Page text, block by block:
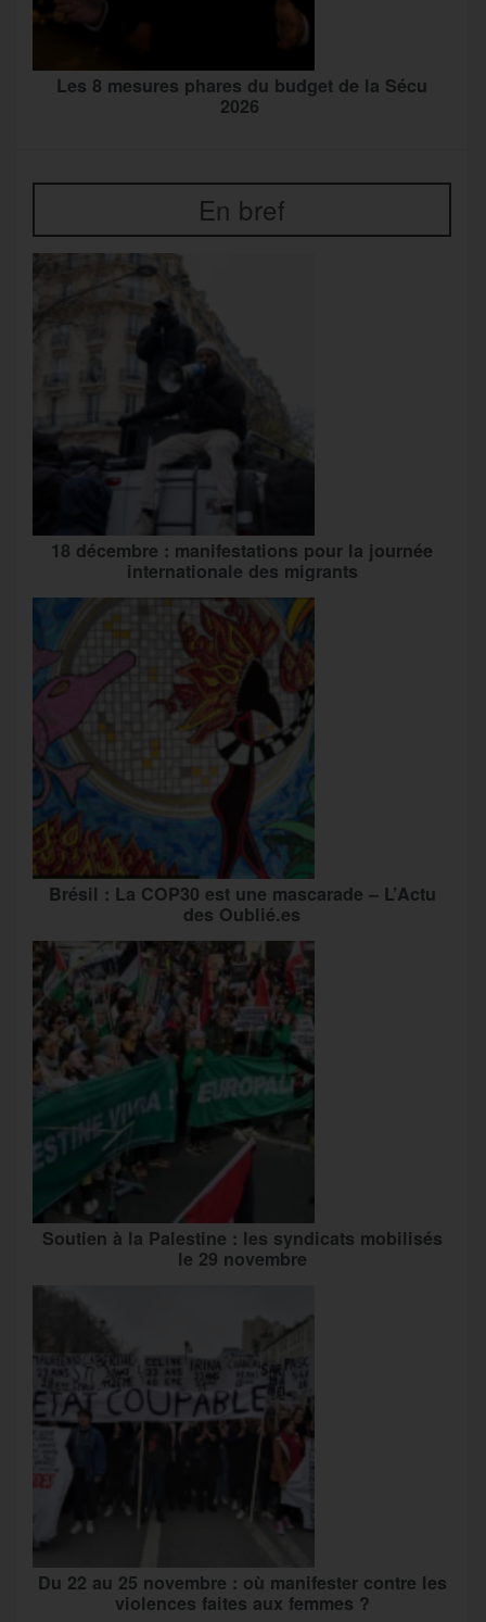
Les 8 mesures phares du budget de la Sécu
2026
En bref
18 décembre : manifestations pour la journée
internationale des migrants
Brésil : La COP30 est une mascarade – L’Actu
des Oublié.es
Soutien à la Palestine : les syndicats mobilisés
le 29 novembre
Du 22 au 25 novembre : où manifester contre les
violences faites aux femmes ?